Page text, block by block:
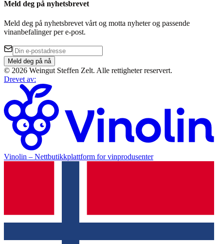
Meld deg på nyhetsbrevet
Meld deg på nyhetsbrevet vårt og motta nyheter og passende
vinanbefalinger per e-post.
Meld deg på nå
© 2026 Weingut Steffen Zelt. Alle rettigheter reservert.
Drevet av:
Vinolin – Nettbutikkplattform for vinprodusenter